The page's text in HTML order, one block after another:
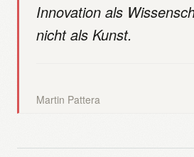
Innovation als
nicht als Kunst.
Martin Pattera